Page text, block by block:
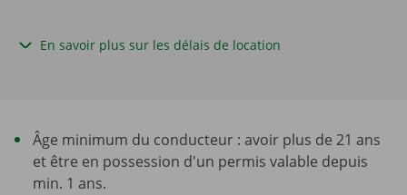
En savoir plus sur les délais de location
Âge minimum du conducteur : avoir plus de 21 ans
et être en possession d'un permis valable depuis
min. 1 ans.